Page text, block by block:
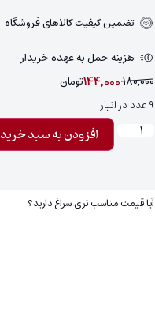
تضمین کیفیت کالاهای فروشگاه
هزینه حمل به عهده خریدار
180,000
144,000تومان
9 عدد در انبار
افزودن به سبد خرید
آیا قیمت مناسب تری سراغ دارید؟